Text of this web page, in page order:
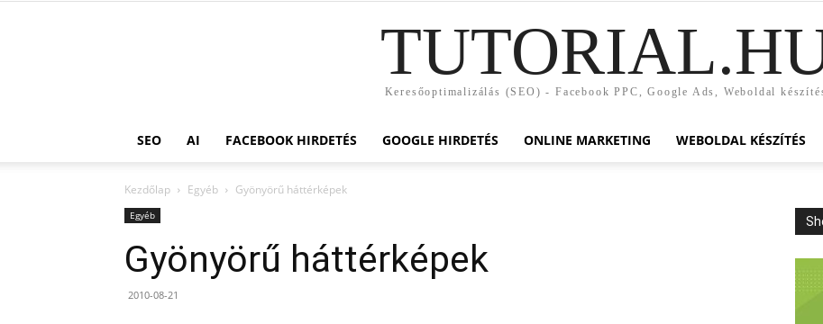
Keresőoptimalizálás (SEO) - Facebook PPC, Google Ads, Weboldal
SEO AI FACEBOOK HIRDETÉS GOOGLE HIRDETÉS ONLINE MARKETING WEBOLDAL KÉSZÍTÉS
Kezdőlap Egyéb Gyönyörű háttérképek
Egyéb
Gyönyörű háttérképek
2010-08-21